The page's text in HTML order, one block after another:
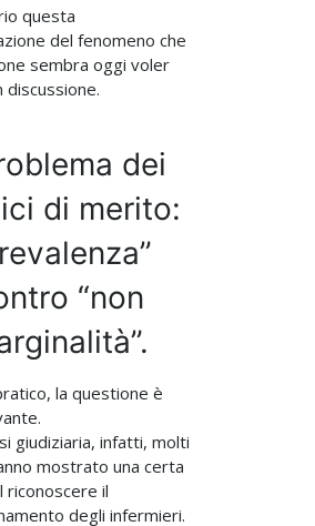
questa
del fenomeno che
sembra oggi voler
dei
di merito:
“non
la questione è
giudiziaria, infatti, molti
mostrato una certa
riconoscere il
degli infermieri.